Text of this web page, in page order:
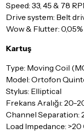
Speed: 33, 45 & 78
Drive system: Belt
Wow & Flutter: 0,05%
Kartuş
Type: Moving Coil
Model: Ortofon
Stylus: Elliptical
Frekans Aralığı: 20-
Channel Separation:
Load Impedance: >20